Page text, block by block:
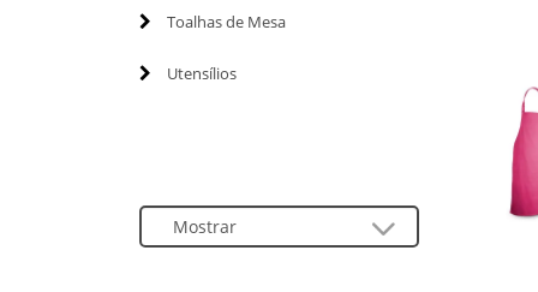
Toalhas de Mesa
Utensílios